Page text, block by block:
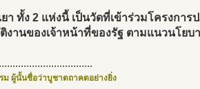
ยา ทั้ง 2 แห่งนี้ เป็นวัดที่เข้าร่วมโครงกา
งานของเจ้าหน้าที่ของรัฐ ตามแนวนโย
ม ผู้นั้นชื่อว่าบูชาตถาคตอย่างยิ่ง